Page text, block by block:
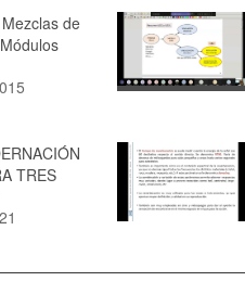
UD4.1 SAU
91:42 ·
3 -
Temporal
15:44 ·